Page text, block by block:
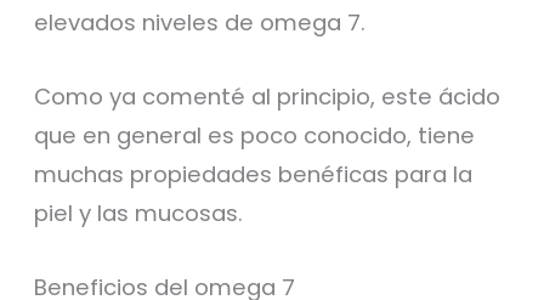
elevados niveles de omega 7.
Como ya comenté al principio, este ácido
que en general es poco conocido, tiene
muchas propiedades benéficas para la
piel y las mucosas.
Beneficios del omega 7